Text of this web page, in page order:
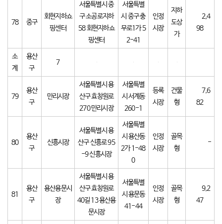
78 중구
회현지하쇼
핑센터
서울특별시 중
구 소공로지하
58 회현지하쇼
핑센터
서울특별
시 중구 충
무로1가 5
2-41
인정
시장
지하
도상
가
2,4
98
소
계
용산
구
7
79
용산
구
만리시장
서울특별시 용
산구 효창원로
270 만리시장
서울특별
시 서계동
260-1
등록
시장
건물
형
7,6
82
80
용산
구
신흥시장
서울특별시 용
산구 신흥로 95
-9 신흥시장
서울특별
시 용산동
2가 1-48
0
인정
시장
골목
형
-
81
용산
구
용산용문시
장
서울특별시 용
산구 효창원로
40길 13 용산용
문시장
서울특별
시 용문동
41-44
인정
시장
골목
형
9,2
47